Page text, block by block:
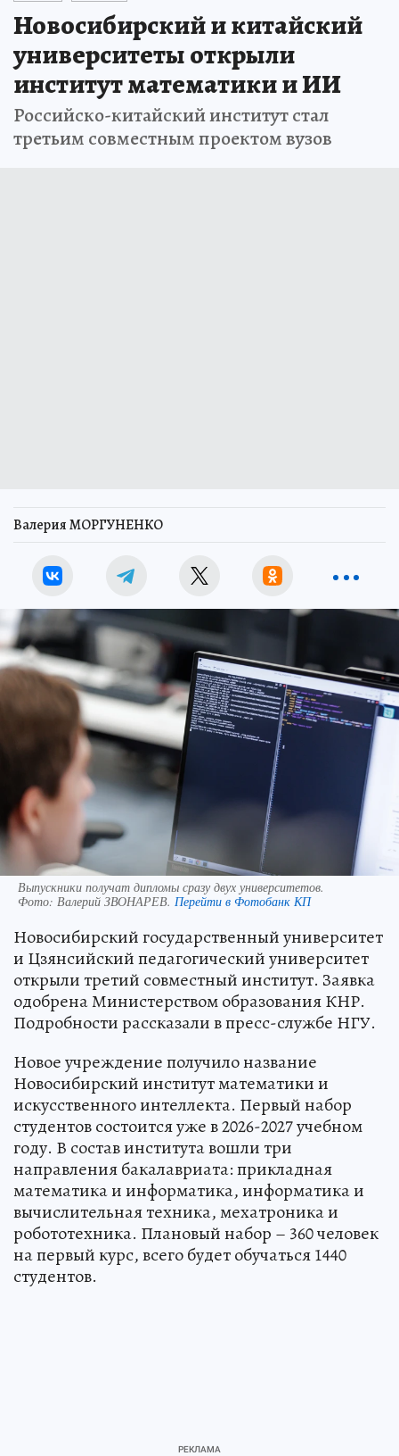
Новосибирский и китайский
университеты открыли
институт математики и ИИ
Российско-китайский институт стал
третьим совместным проектом вузов
Валерия МОРГУНЕНКО
Выпускники получат дипломы сразу двух университетов.
Фото: Валерий ЗВОНАРЕВ. Перейти в Фотобанк КП
Новосибирский государственный университет
и Цзянсийский педагогический университет
открыли третий совместный институт. Заявка
одобрена Министерством образования КНР.
Подробности рассказали в пресс-службе НГУ.
Новое учреждение получило название
Новосибирский институт математики и
искусственного интеллекта. Первый набор
студентов состоится уже в 2026-2027 учебном
году. В состав института вошли три
направления бакалавриата: прикладная
математика и информатика, информатика и
вычислительная техника, мехатроника и
робототехника. Плановый набор – 360 человек
на первый курс, всего будет обучаться 1440
студентов.